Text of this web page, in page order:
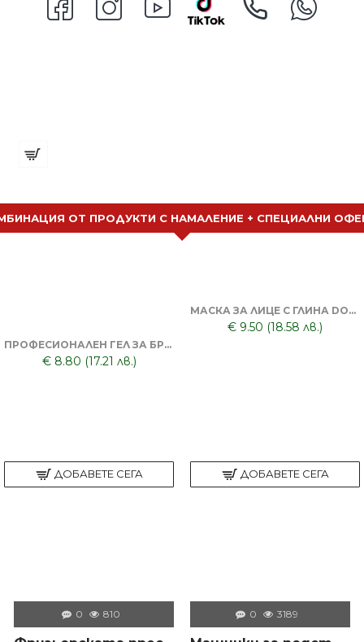
ОТ ПРОДУКТИ С НАМАЛЕНИЕ + СПЕЦИАЛНИ
ПРОФЕСИОНАЛЕН ГЕЛ ЗА БРЪСНЕНЕ 1000 ML + БРЪСНАЧ ЗА ЕДНОКРАТНИ НОЖЧЕТА + БРЪСНАРСКИ НОЖЧЕТА ASTRA - 5БР
€ 8.80 (17.21 лв.)
ДОБАВЕТЕ СЕГА
МАСКА ЗА ЛИЦЕ С ГЛИНА DORSH + ПОЧИСТВАЩА ЧЕРНА МАСКА ЗА ЛИЦЕ DORSH
€ 9.50 (18.58 лв.)
ДОБАВЕТЕ СЕГА
0 810 0 3189